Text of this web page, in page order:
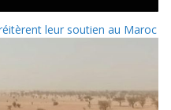
leur soutien au Maroc